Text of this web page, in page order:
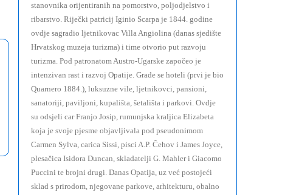
stanovnika orijentiranih na pomorstvo, poljodjelstvo i
ribarstvo. Riječki patricij Iginio Scarpa je 1844. godine
ovdje sagradio ljetnikovac Villa Angiolina (danas sjedište
Hrvatskog muzeja turizma) i time otvorio put razvoju
turizma. Pod patronatom Austro-Ugarske započeo je
intenzivan rast i razvoj Opatije. Grade se hoteli (prvi je bio
Quarnero 1884.), luksuzne vile, ljetnikovci, pansioni,
sanatoriji, paviljoni, kupališta, šetališta i parkovi. Ovdje
su odsjeli car Franjo Josip, rumunjska kraljica Elizabeta
koja je svoje pjesme objavljivala pod pseudonimom
Carmen Sylva, carica Sissi, pisci A.P. Čehov i James Joyce,
plesačica Isidora Duncan, skladatelji G. Mahler i Giacomo
Puccini te brojni drugi. Danas Opatija, uz već postojeći
sklad s prirodom, njegovane parkove, arhitekturu, obalno